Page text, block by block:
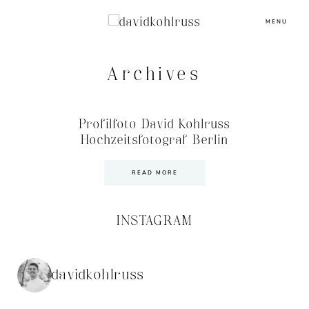
MENU
Archives
Profilfoto David Kohlruss
Hochzeitsfotograf Berlin
READ MORE
INSTAGRAM
davidkohlruss